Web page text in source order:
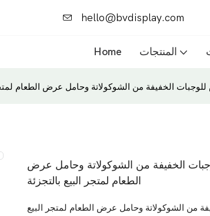
hello@bvdisplay.com
Home المنتجات
للوجبات الخفيفة من الشوكولاتة وحامل عرض
الطعام لمتجر البيع بالتجزئة
من الشوكولاتة وحامل عرض الطعام لمتجر البيع